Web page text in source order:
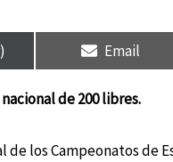
en
Email
de 200 libres.
los Campeonatos de
en